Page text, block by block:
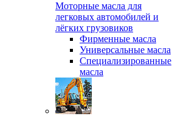
Моторные масла для
легковых автомобилей и
лёгких грузовиков
Фирменные масла
Универсальные масла
Специализированные
масла